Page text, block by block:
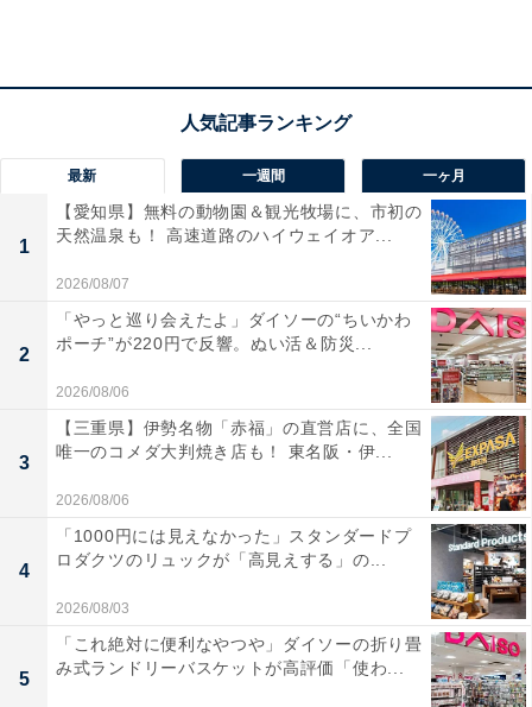
見事1位を獲得したのは、「北海道」でした。北海道と
いえば、広大な土地に豊かな自然環境が広がる日本最北
端の地。「日本の食料基地」としても知られ、世界有数
の漁場として海産物にも恵まれています。海産物をふん
だんに使用した石狩鍋やサケのちゃんちゃん焼き、特産
品のジャガイモを使ったいももちなど、郷土料理も海の
物から山の物まで実にさまざま。郷土料理好きなら1度
最新 一週間 一ヶ月
1
【愛知県】無料の動物園＆観光牧場に、市初の
天然温泉も！ 高速道路のハイウェイオア...
2026/08/07
2
「やっと巡り会えたよ」ダイソーの“ちいかわ
ポーチ”が220円で反響。ぬい活＆防災...
2026/08/06
3
【三重県】伊勢名物「赤福」の直営店に、全国
唯一のコメダ大判焼き店も！ 東名阪・伊...
2026/08/06
4
「1000円には見えなかった」スタンダードプ
ロダクツのリュックが「高見えする」の...
2026/08/03
5
「これ絶対に便利なやつや」ダイソーの折り畳
み式ランドリーバスケットが高評価「使わ...